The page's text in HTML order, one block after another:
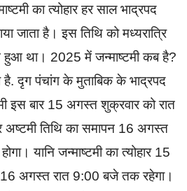
का त्योहार हर साल भाद्रपद
जाता है। इस तिथि को मध्यरात्रि
हुआ था। 2025 में जन्माष्टमी कब है?
है. दृग पंचांग के मुताबिक के भाद्रपद
इस बार 15 अगस्त शुक्रवार को रात
तिथि का समापन 16 अगस्त
यानि जन्माष्टमी का त्योहार 15
अगस्त रात 9:00 बजे तक रहेगा।